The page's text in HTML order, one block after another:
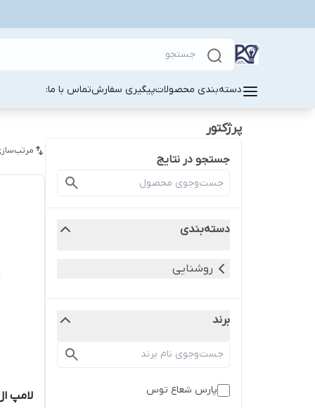
دسته‌بندی محصولاتپیگیری سفارشتماس با ما:
پرژکتور
جستجو در نتایج
دسته‌بندی
روشنایی
برند
پارس شعاع توس